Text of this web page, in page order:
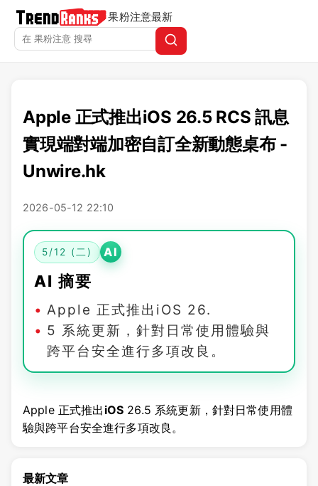
果粉注意最新
Apple 正式推出iOS 26.5 RCS 訊息
實現端對端加密自訂全新動態桌布 -
Unwire.hk
2026-05-12 22:10
5/12 (二) AI
AI 摘要
Apple 正式推出iOS 26.
5 系統更新，針對日常使用體驗與
跨平台安全進行多項改良。
Apple 正式推出 iOS 26.5 系統更新，針對日常使用體
驗與跨平台安全進行多項改良。
最新文章